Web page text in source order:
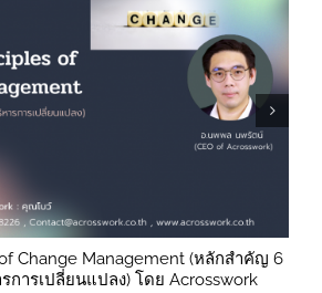
Change Management (หลักสำคัญ 6
การเปลี่ยนแปลง) โดย Acrosswork